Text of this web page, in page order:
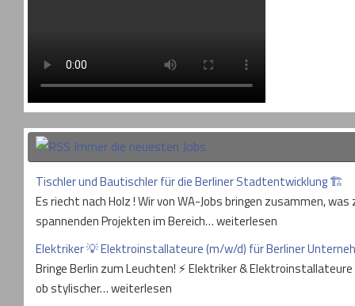
Immer die neuesten Jobs
Tischler und Bautischler für die Berliner Stadtentwicklung 🏗
Es riecht nach Holz ! Wir von WA-Jobs bringen zusammen,
spannenden Projekten im Bereich… weiterlesen
Elektriker 💡 Elektroinstallateure (m/w/d) für Berliner
Bringe Berlin zum Leuchten! ⚡ Elektriker &
ob stylischer… weiterlesen